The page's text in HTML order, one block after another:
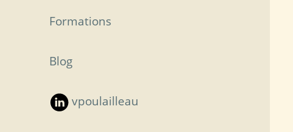
Formations
Blog
vpoulailleau